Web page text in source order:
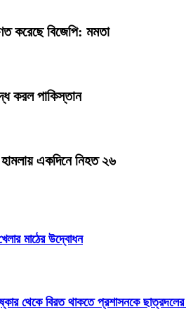
করেছে বিজেপি: মমতা
করল পাকিস্তান
হামলায় একদিনে নিহত ২৬
মাঠের উদ্বোধন
থেকে বিরত থাকতে প্রশাসনকে